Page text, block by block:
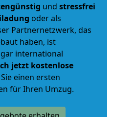
und stressfrei
oder als
Partnernetzwerk, das
haben, ist
international
jetzt kostenlose
einen ersten
für Ihren Umzug.